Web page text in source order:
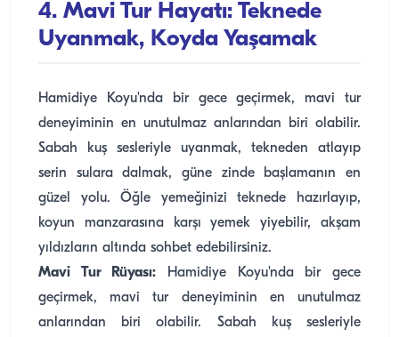
4. Mavi Tur Hayatı: Teknede
Uyanmak, Koyda Yaşamak
Hamidiye Koyu'nda bir gece geçirmek, mavi tur
deneyiminin en unutulmaz anlarından biri olabilir.
Sabah kuş sesleriyle uyanmak, tekneden atlayıp
serin sulara dalmak, güne zinde başlamanın en
güzel yolu. Öğle yemeğinizi teknede hazırlayıp,
koyun manzarasına karşı yemek yiyebilir, akşam
yıldızların altında sohbet edebilirsiniz.
Mavi Tur Rüyası: Hamidiye Koyu'nda bir gece
geçirmek, mavi tur deneyiminin en unutulmaz
anlarından biri olabilir. Sabah kuş sesleriyle